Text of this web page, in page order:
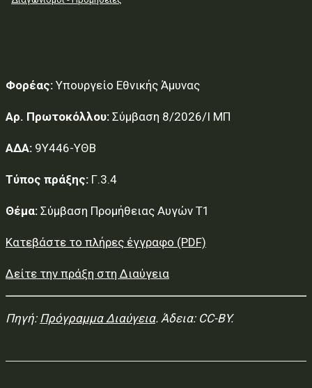
Φορέας: Υπουργείο Εθνικής Άμυνας
Αρ. Πρωτοκόλλου: Σύμβαση 8/2026/Ι ΜΠ
ΑΔΑ: 9Υ446-ΥΘΒ
Τύπος πράξης: Γ.3.4
Θέμα: Σύμβαση Προμήθειας Αυγών Τ1
Κατεβάστε το πλήρες έγγραφο (PDF)
Δείτε την πράξη στη Διαύγεια
Πηγή: Πρόγραμμα Διαύγεια. Άδεια: CC-BY.